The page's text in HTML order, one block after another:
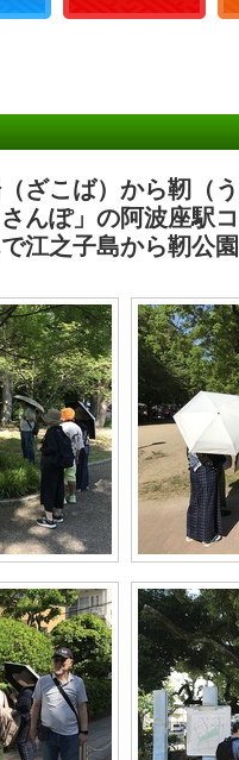
ざこば）から靭（
んぽ」の阿波座駅
江之子島から靭公